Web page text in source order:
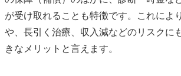
が受け取れることも特徴です。これによ
や、長引く治療、収入減などのリスクに
きなメリットと言えます。